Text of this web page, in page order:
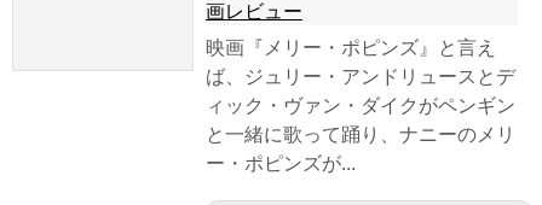
画レビュー
映画『メリー・ポピンズ』と言え
ば、ジュリー・アンドリュースとデ
ィック・ヴァン・ダイクがペンギン
と一緒に歌って踊り、ナニーのメリ
ー・ポピンズが...